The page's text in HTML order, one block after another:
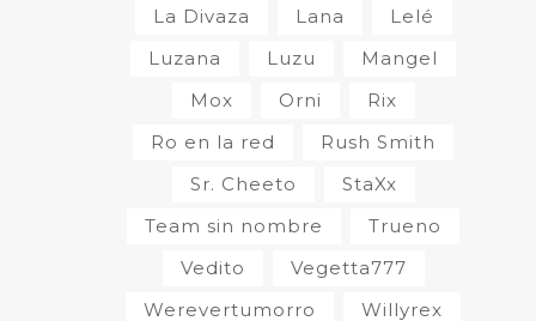
La Divaza
Lana
Lelé
Luzana
Luzu
Mangel
Mox
Orni
Rix
Ro en la red
Rush Smith
Sr. Cheeto
StaXx
Team sin nombre
Trueno
Vedito
Vegetta777
Werevertumorro
Willyrex